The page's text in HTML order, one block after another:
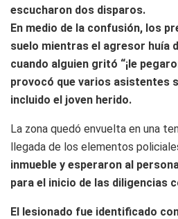
escucharon dos disparos.
En medio de la confusión, los
suelo mientras el agresor huía
cuando alguien gritó “¡le
provocó que varios asistentes
incluido el joven herido.
La zona quedó envuelta en una
llegada de los elementos
inmueble y esperaron al
para el inicio de las diligencias
El lesionado fue identificado